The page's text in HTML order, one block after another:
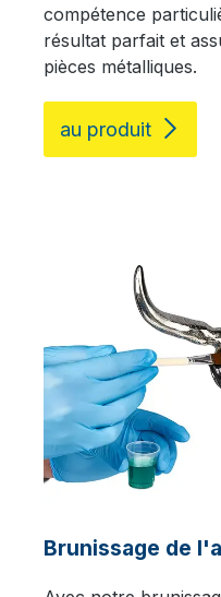
compétence
résultat parfait et
pièces métalliques.
au produit
Brunissage de